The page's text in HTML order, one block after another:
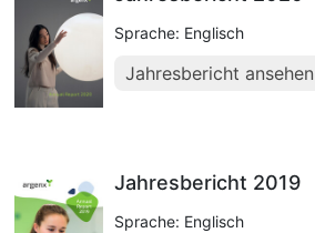
Sprache: Englisch
Jahresbericht ansehen
Jahresbericht 2019
Sprache: Englisch